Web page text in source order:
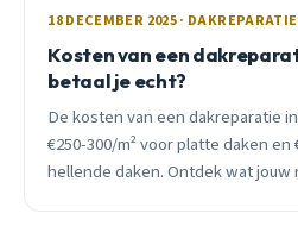
18 DECEMBER 2025 ·
Kosten van een
betaal je echt?
De kosten van een dakreparatie
€250-300/m² voor platte daken en
hellende daken. Ontdek wat